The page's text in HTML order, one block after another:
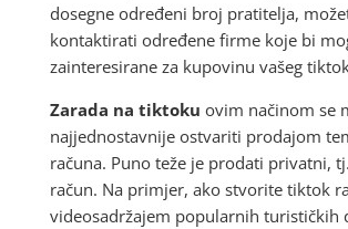
dosegne određeni broj pratitelja,
kontaktirati određene firme koje bi
zainteresirane za kupovinu vašeg
Zarada na tiktoku ovim načinom se
najjednostavnije ostvariti prodajom
računa. Puno teže je prodati privatni,
račun. Na primjer, ako stvorite tiktok
videosadržajem popularnih turističkih